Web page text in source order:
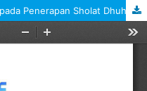
Penerapan Sholat Dhuha